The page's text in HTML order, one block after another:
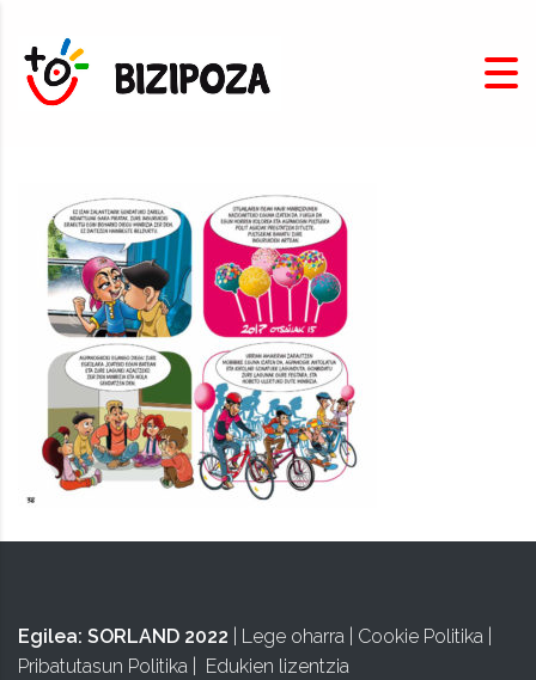
Egilea: SORLAND 2022 Lege oharra Cookie Politika
Pribatutasun Politika
Edukien lizentzia